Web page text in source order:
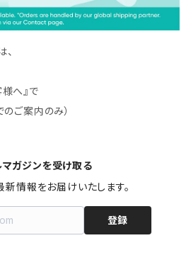
へ』で
のご案内のみ）
マガジンを受け取る
情報をお届けいたします。
登録